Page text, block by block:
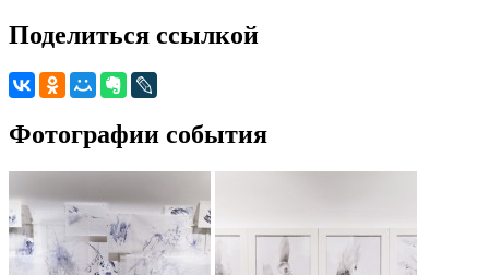
Поделиться ссылкой
Фотографии события